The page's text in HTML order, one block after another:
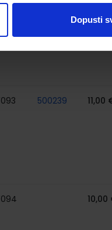
Dopusti
500239 11,00
10,00